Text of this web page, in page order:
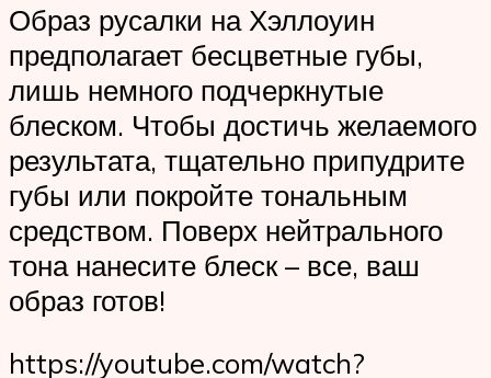
Образ русалки на Хэллоуин
предполагает бесцветные губы,
лишь немного подчеркнутые
блеском. Чтобы достичь желаемого
результата, тщательно припудрите
губы или покройте тональным
средством. Поверх нейтрального
тона нанесите блеск – все, ваш
образ готов!
https://youtube.com/watch?